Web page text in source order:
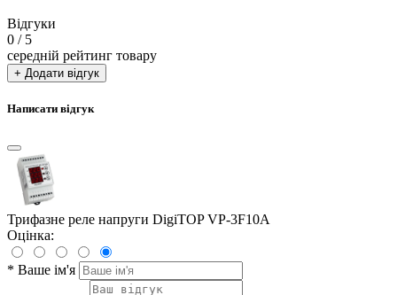
Відгуки
0 / 5
середній рейтинг товару
+ Додати відгук
Написати відгук
Трифазне реле напруги DigiTOP VP-3F10A
Оцінка:
* Ваше ім'я